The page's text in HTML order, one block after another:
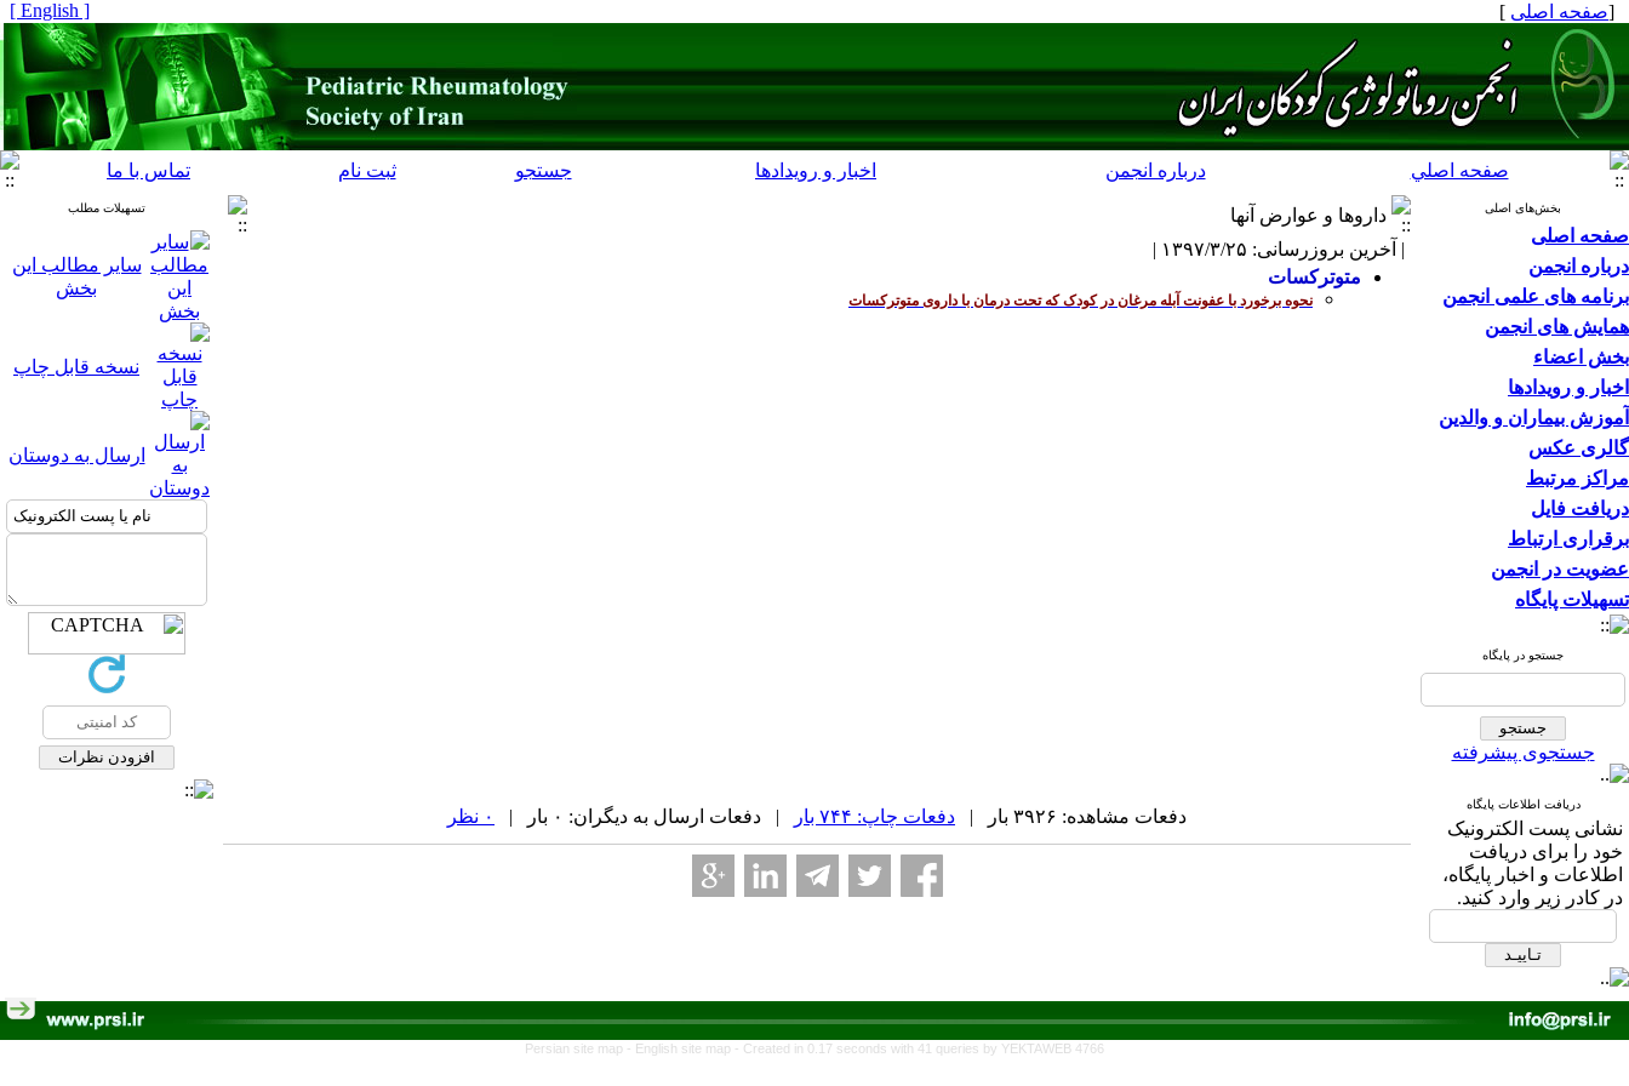
[صفحه اصلی ]
[ English ]
صفحه اصلي درباره انجمن اخبار و رویدادها جستجو ثبت نام تماس با ما
بخش‌های اصلی
صفحه اصلی
درباره انجمن
برنامه های علمی انجمن
همایش های انجمن
بخش اعضاء
اخبار و رویدادها
آموزش بیماران و والدین
گالری عکس
مراکز مرتبط
دریافت فایل
برقراری ارتباط
عضویت در انجمن
تسهیلات پایگاه
جستجو در پایگاه
جستجوی پیشرفته
دریافت اطلاعات پایگاه
نشانی پست الکترونیک
خود را برای دریافت
اطلاعات و اخبار پایگاه،
در کادر زیر وارد کنید.
داروها و عوارض آنها
| آخرین بروزرسانی: ۱۳۹۷/۳/۲۵ |
متوترکسات
نحوه برخورد با عفونت آبله مرغان در کودک که تحت درمان با داروی متوترکسات
تسهیلات مطلب
سایر مطالب این
بخش
نسخه قابل چاپ
ارسال به دوستان
دفعات مشاهده: ۳۹۲۶ بار | دفعات چاپ: ۷۴۴ بار | دفعات ارسال به دیگران: ۰ بار | ۰ نظر
Persian site map - English site map - Created in 0.17 seconds with 41 queries by YEKTAWEB 4766